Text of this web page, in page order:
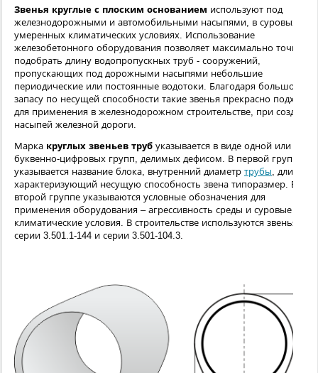
Звенья круглые с плоским основанием используют под
железнодорожными и автомобильными насыпями, в суровых или
умеренных климатических условиях. Использование
железобетонного оборудования позволяет максимально точно
подобрать длину водопропускных труб - сооружений,
пропускающих под дорожными насыпями небольшие
периодические или постоянные водотоки. Благодаря большому
запасу по несущей способности такие звенья прекрасно подходят
для применения в железнодорожном строительстве, при создании
насыпей железной дороги.
Марка круглых звеньев труб указывается в виде одной или двух
буквенно-цифровых групп, делимых дефисом. В первой группе
указывается название блока, внутренний диаметр трубы, длина и
характеризующий несущую способность звена типоразмер. Во
второй группе указываются условные обозначения для
применения оборудования – агрессивность среды и суровые
климатические условия. В строительстве используются звенья
серии 3.501.1-144 и серии 3.501-104.3.